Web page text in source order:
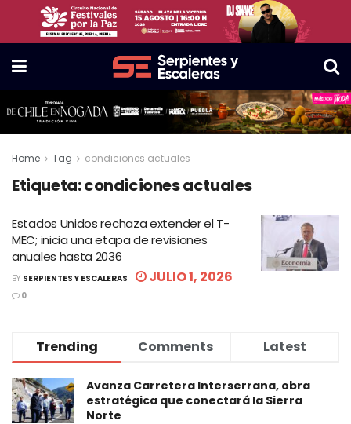
Home Tag condiciones actuales
Etiqueta:condiciones actuales
Estados Unidos rechaza extender el T-
MEC; inicia una etapa de revisiones
anuales hasta 2036
BY SERPIENTES Y ESCALERAS JULIO 1, 2026
0
Trending Comments Latest
Avanza Carretera Interserrana, obra
estratégica que conectará la Sierra
Norte